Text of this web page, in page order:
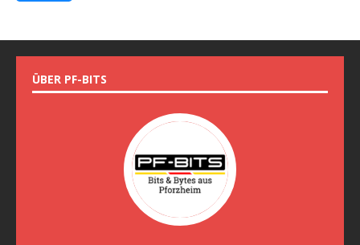
ÜBER PF-BITS